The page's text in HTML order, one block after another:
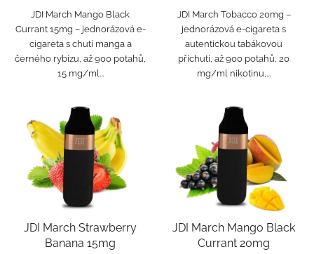
JDI March Mango Black
Currant 15mg – jednorázová e-
cigareta s chutí manga a
černého rybízu, až 900 potahů,
15 mg/ml...
JDI March Tobacco 20mg –
jednorázová e-cigareta s
autentickou tabákovou
příchutí, až 900 potahů, 20
mg/ml nikotinu,...
JDI March Strawberry
Banana 15mg
JDI March Mango Black
Currant 20mg